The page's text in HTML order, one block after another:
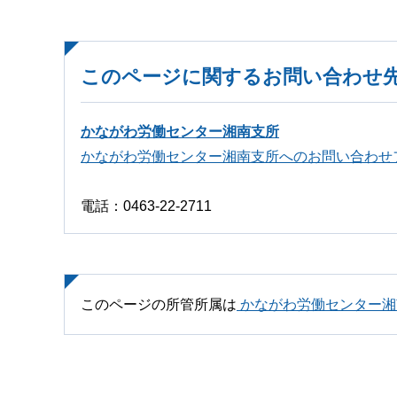
このページに関するお問い合わせ
かながわ労働センター湘南支所
かながわ労働センター湘南支所へのお問い合わせ
電話：0463-22-2711
このページの所管所属は かながわ労働センター